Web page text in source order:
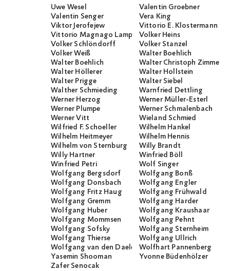
Uwe Wesel
Valentin Groebner
Valentin Senger
Vera King
Viktor Jerofejew
Vittorio E. Klostermann
Vittorio Magnago LampugnaniVolker Heins
Volker Schlöndorff
Volker Stanzel
Volker Weiß
Walter Boehlich
Walter Boehlich
Walter Christoph Zimmerli
Walter Höllerer
Walter Hollstein
Walter Prigge
Walter Siebel
Walther Schmieding
Warnfried Dettling
Werner Herzog
Werner Müller-Esterl
Werner Plumpe
Werner Schmalenbach
Werner Vitt
Wieland Schmied
Wilfried F. Schoeller
Wilhelm Hankel
Wilhelm Heitmeyer
Wilhelm Hennis
Wilhelm von Sternburg
Willy Brandt
Willy Hartner
Winfried Böll
Winfried Petri
Wolf Singer
Wolfgang Bergsdorf
Wolfgang Bonß
Wolfgang Donsbach
Wolfgang Engler
Wolfgang Fritz Haug
Wolfgang Frühwald
Wolfgang Gremm
Wolfgang Harder
Wolfgang Huber
Wolfgang Kraushaar
Wolfgang Mommsen
Wolfgang Pehnt
Wolfgang Sofsky
Wolfgang Sternheim
Wolfgang Thierse
Wolfgang Ullrich
Wolfgang van den Daele
Wolfhart Pannenberg
Yasemin Shooman
Yvonne Büdenhölzer
Zafer Senocak